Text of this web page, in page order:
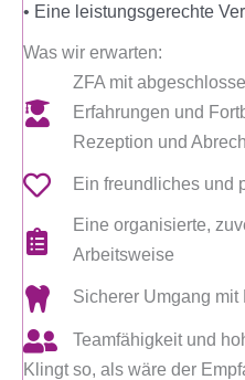
• Eine leistungsgerechte
Was wir erwarten:
ZFA mit
Erfahrungen und
Rezeption und
Ein freundliches und
Eine organisierte,
Arbeitsweise
Sicherer Umgang
Teamfähigkeit und
Klingt so, als wäre der